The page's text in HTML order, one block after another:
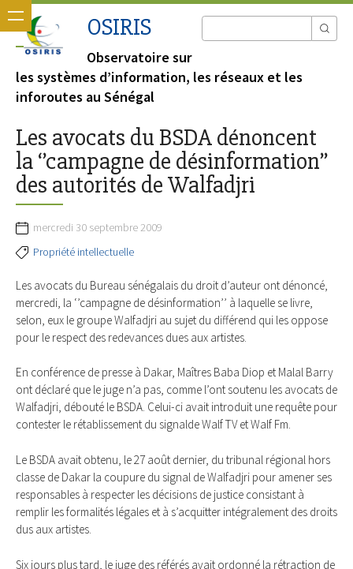
OSIRIS
Observatoire sur
les systèmes d’information, les réseaux et les
inforoutes au Sénégal
Les avocats du BSDA dénoncent
la ‘’campagne de désinformation’’
des autorités de Walfadjri
mercredi 30 septembre 2009
Propriété intellectuelle
Les avocats du Bureau sénégalais du droit d’auteur ont dénoncé,
mercredi, la ‘’campagne de désinformation’’ à laquelle se livre,
selon, eux le groupe Walfadjri au sujet du différend qui les oppose
pour le respect des redevances dues aux artistes.
En conférence de presse à Dakar, Maîtres Baba Diop et Malal Barry
ont déclaré que le juge n’a pas, comme l’ont soutenu les avocats de
Walfadjri, débouté le BSDA. Celui-ci avait introduit une requête pour
contester le rétablissement du signalde Walf TV et Walf Fm.
Le BSDA avait obtenu, le 27 août dernier, du tribunal régional hors
classe de Dakar la coupure du signal de Walfadjri pour amener ses
responsables à respecter les décisions de justice consistant à
remplir les formalités légales et à s’acquitter intégralement des droits
dus aux artistes.
Six jours plus tard, le juge des référés avait ordonné la rétraction de